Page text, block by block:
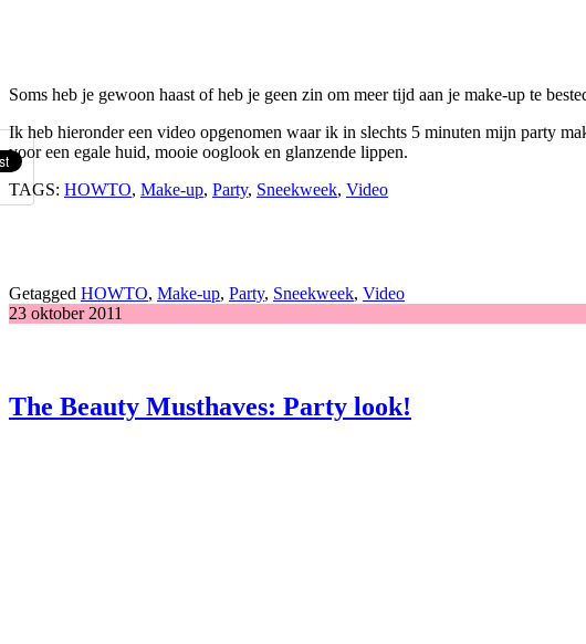
Soms heb je gewoon haast of heb je geen zin om meer tijd aan je make-up te
Ik heb hieronder een video opgenomen waar ik in slechts 5 minuten mijn party
voor een egale huid, mooie ooglook en glanzende lippen.
TAGS: HOWTO, Make-up, Party, Sneekweek, Video
Getagged HOWTO, Make-up, Party, Sneekweek, Video
23 oktober 2011
The Beauty Musthaves: Party look!